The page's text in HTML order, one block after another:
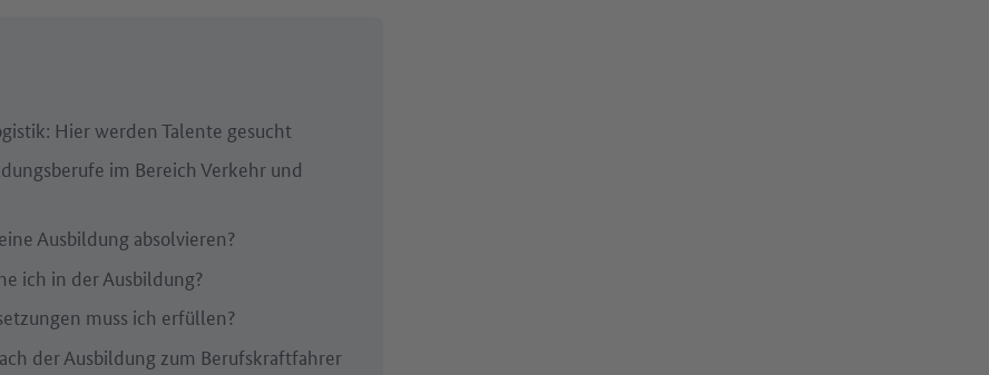
Hier werden Talente gesucht
im Bereich Verkehr und
Ausbildung absolvieren?
ich in der Ausbildung?
muss ich erfüllen?
der Ausbildung zum Berufskraftfahrer